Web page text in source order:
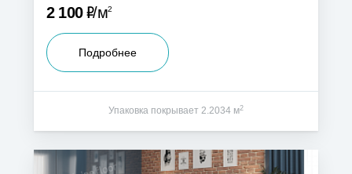
2 100Р м2
Подробнее
Упаковка покрывает 2.2034 м2